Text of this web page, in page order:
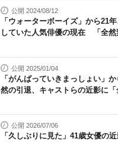
公開 2024/08/12
「ウォーターボーイズ」から21
していた人気俳優の現在 「全然
公開 2025/01/04
「がんばっていきまっしょい」
然の引退、キャストらの近影に
公開 2026/07/06
「久しぶりに見た」41歳女優の